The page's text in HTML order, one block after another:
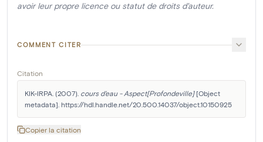
avoir leur propre licence ou statut de droits d'auteur.
COMMENT CITER
Citation
KIK-IRPA. (2007). cours d'eau - Aspect[Profondeville] [Object
metadata]. https://hdl.handle.net/20.500.14037/object.10150925
Copier la citation